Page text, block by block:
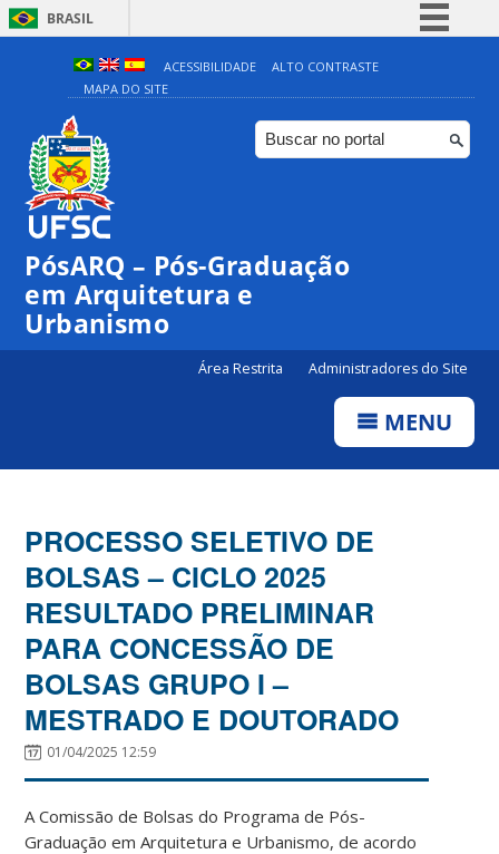
BRASIL
Simplifique!
Comunica BR
Participe
ACESSIBILIDADE
ALTO CONTRASTE
MAPA DO SITE
PósARQ – Pós-Graduação
em Arquitetura e
Urbanismo
Área Restrita Administradores do Site
MENU
PROCESSO SELETIVO DE
BOLSAS – CICLO 2025
RESULTADO PRELIMINAR
PARA CONCESSÃO DE
BOLSAS GRUPO I –
MESTRADO E DOUTORADO
01/04/2025 12:59
A Comissão de Bolsas do Programa de Pós-
Graduação em Arquitetura e Urbanismo, de acordo